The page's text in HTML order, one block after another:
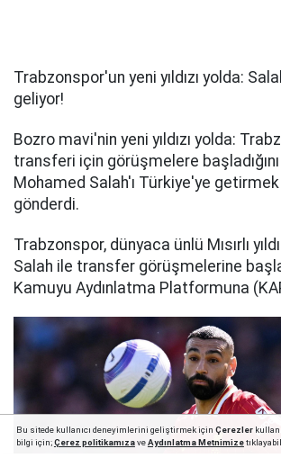
Trabzonspor'un yeni yıldızı yolda:
geliyor!
Bozro mavi'nin yeni yıldızı yolda:
transferi için görüşmelere
Mohamed Salah'ı Türkiye'ye
gönderdi.
Trabzonspor, dünyaca ünlü Mısırlı
Salah ile transfer görüşmelerine
Kamuyu Aydınlatma Platformuna
Bu sitede kullanıcı deneyimlerini geliştirmek için Çerezler
bilgi için;Çerez politikamızaveAydınlatma Metnimize